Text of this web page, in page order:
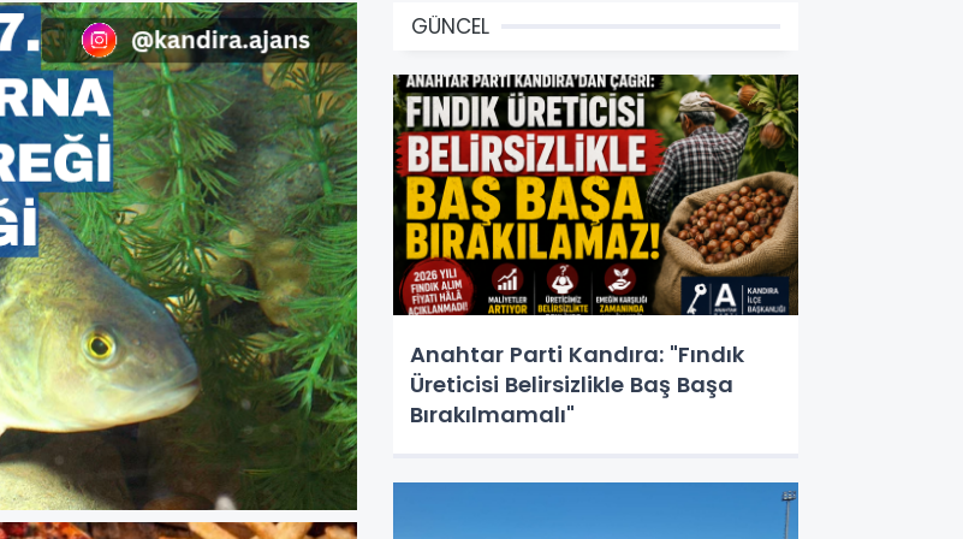
GÜNCEL
Anahtar Parti Kandıra: "Fındık
Üreticisi Belirsizlikle Baş Başa
Bırakılmamalı"